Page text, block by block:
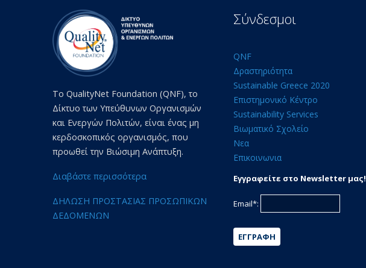
Το QualityNet Foundation (QNF), το
Δίκτυο των Υπεύθυνων Οργανισμών
και Ενεργών Πολιτών, είναι ένας μη
κερδοσκοπικός οργανισμός, που
προωθεί την Βιώσιμη Ανάπτυξη.
Διαβάστε περισσότερα
ΔΗΛΩΣΗ ΠΡΟΣΤΑΣΙΑΣ ΠΡΟΣΩΠΙΚΩΝ
ΔΕΔΟΜΕΝΩΝ
Σύνδεσμοι
QNF
Δραστηριότητα
Sustainable Greece 2020
Επιστημονικό Κέντρο
Sustainability Services
Βιωματικό Σχολείο
Νεα
Επικοινωνια
Εγγραφείτε στο Newsletter μας!
Email*:
ΕΓΓΡΑΦΉ